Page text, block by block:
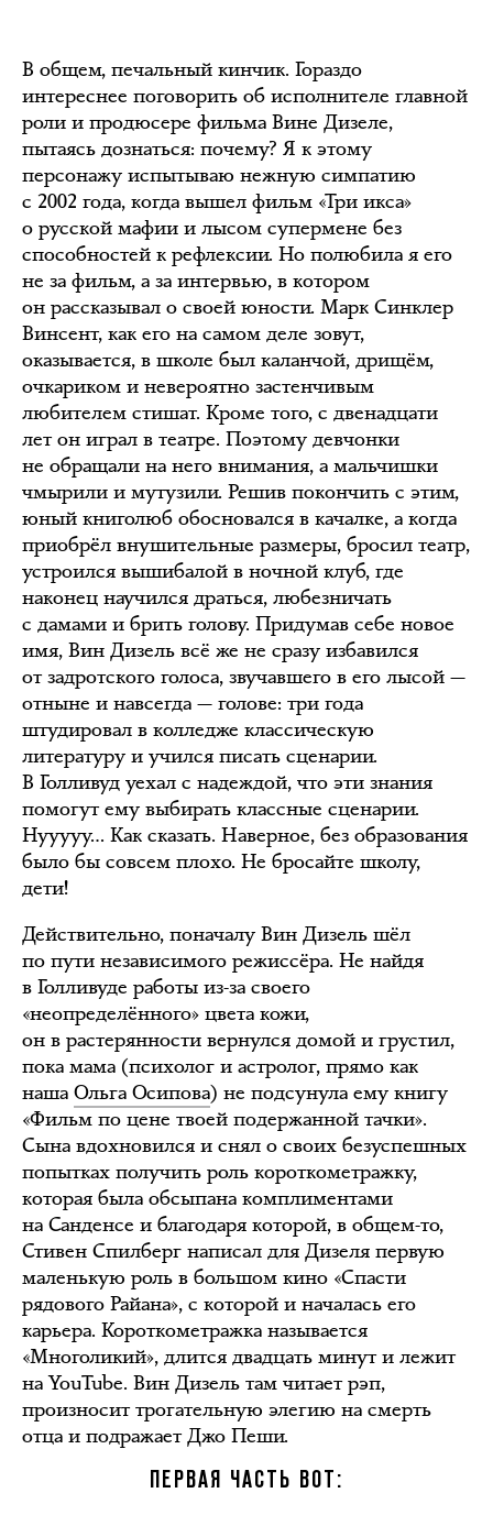
В общем, печальный кинчик. Гораздо
интереснее поговорить об исполнителе главной
роли и продюсере фильма Вине Дизеле,
пытаясь дознаться: почему? Я к этому
персонажу испытываю нежную симпатию
с 2002 года, когда вышел фильм «Три икса»
о русской мафии и лысом супермене без
способностей к рефлексии. Но полюбила я его
не за фильм, а за интервью, в котором
он рассказывал о своей юности. Марк Синклер
Винсент, как его на самом деле зовут,
оказывается, в школе был каланчой, дрищём,
очкариком и невероятно застенчивым
любителем стишат. Кроме того, с двенадцати
лет он играл в театре. Поэтому девчонки
не обращали на него внимания, а мальчишки
чмырили и мутузили. Решив покончить с этим,
юный книголюб обосновался в качалке, а когда
приобрёл внушительные размеры, бросил театр,
устроился вышибалой в ночной клуб, где
наконец научился драться, любезничать
с дамами и брить голову. Придумав себе новое
имя, Вин Дизель всё же не сразу избавился
от задротского голоса, звучавшего в его лысой —
отныне и навсегда — голове: три года
штудировал в колледже классическую
литературу и учился писать сценарии.
В Голливуд уехал с надеждой, что эти знания
помогут ему выбирать классные сценарии.
Нууууу… Как сказать. Наверное, без образования
было бы совсем плохо. Не бросайте школу,
дети!
Действительно, поначалу Вин Дизель шёл
по пути независимого режиссёра. Не найдя
в Голливуде работы из-за своего
«неопределённого» цвета кожи,
он в растерянности вернулся домой и грустил,
пока мама (психолог и астролог, прямо как
наша Ольга Осипова) не подсунула ему книгу
«Фильм по цене твоей подержанной тачки».
Сына вдохновился и снял о своих безуспешных
попытках получить роль короткометражку,
которая была обсыпана комплиментами
на Санденсе и благодаря которой, в общем-то,
Стивен Спилберг написал для Дизеля первую
маленькую роль в большом кино «Спасти
рядового Райана», с которой и началась его
карьера. Короткометражка называется
«Многоликий», длится двадцать минут и лежит
на YouTube. Вин Дизель там читает рэп,
произносит трогательную элегию на смерть
отца и подражает Джо Пеши.
ПЕРВАЯ ЧАСТЬ ВОТ: